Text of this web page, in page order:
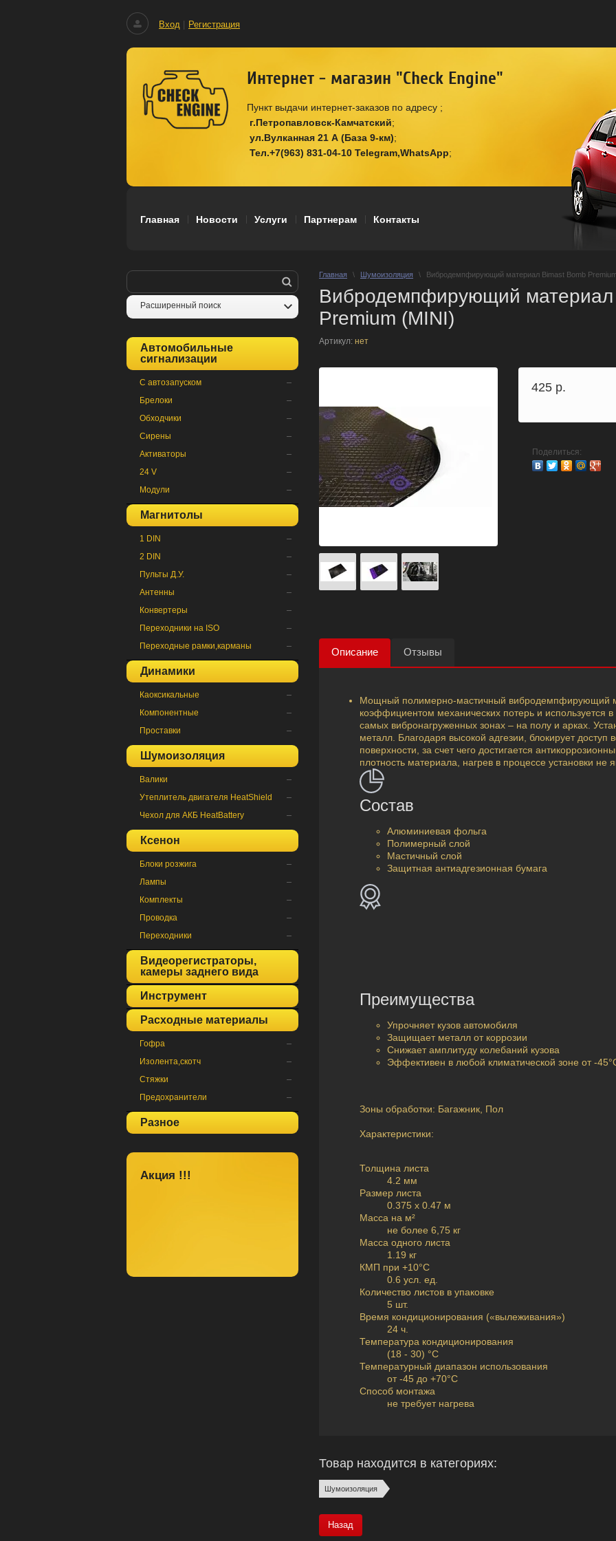
Вход Регистрация
Интернет - магазин "Check Engine"
Пункт выдачи интернет-заказов по адресу
г.Петропавловск-Камчатский
ул.Вулканная 21 А (База 9-км)
Тел.+7(963) 831-04-10 Telegram,WhatsApp
Главная Новости Услуги Партнерам Контакты
Главная \ Шумоизоляция \ Вибродемпфирующий материал Bimast Bomb
Вибродемпфирующий материал
Premium (MINI)
Артикул: нет
425 р.
Поделиться:
Описание Отзывы
Мощный полимерно-мастичный вибродемпфирующий
коэффициентом механических потерь и используется
самых вибронагруженных зонах – на полу и арках.
металл. Благодаря высокой адгезии, блокирует доступ
поверхности, за счет чего достигается
плотность материала, нагрев в процессе установки не
Cостав
Алюминиевая фольга
Полимерный слой
Мастичный слой
Защитная антиадгезионная бумага
Преимущества
Упрочняет кузов автомобиля
Защищает металл от коррозии
Снижает амплитуду колебаний кузова
Эффективен в любой климатической зоне от -
Зоны обработки: Багажник, Пол
Характеристики:
Толщина листа
4.2 мм
Размер листа
0.375 x 0.47 м
Масса на м²
не более 6,75 кг
Масса одного листа
1.19 кг
КМП при +10°C
0.6 усл. ед.
Количество листов в упаковке
5 шт.
Время кондиционирования («вылеживания»)
24 ч.
Температура кондиционирования
(18 - 30) °C
Температурный диапазон использования
от -45 до +70°C
Способ монтажа
не требует нагрева
Товар находится в категориях:
Шумоизоляция
Назад
Расширенный поиск
Автомобильные
сигнализации
С автозапуском
Брелоки
Обходчики
Сирены
Активаторы
24 V
Модули
Магнитолы
1 DIN
2 DIN
Пульты Д.У.
Антенны
Конвертеры
Переходники на ISO
Переходные рамки,карманы
Динамики
Каоксикальные
Компонентные
Проставки
Шумоизоляция
Валики
Утеплитель двигателя HeatShield
Чехол для АКБ HeatBattery
Ксенон
Блоки розжига
Лампы
Комплекты
Проводка
Переходники
Видеорегистраторы,
камеры заднего вида
Инструмент
Расходные материалы
Гофра
Изолента,скотч
Стяжки
Предохранители
Разное
Акция !!!